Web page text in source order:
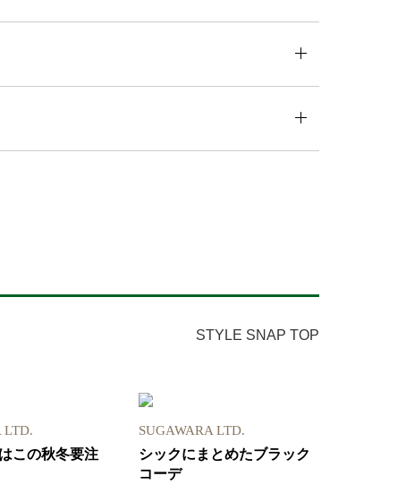
STYLE SNAP TOP
LTD.
この秋冬要注
SUGAWARA LTD.
シックにまとめたブラック
コーデ